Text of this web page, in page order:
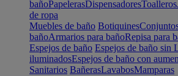
bañoPapelerasDispensadoresToalleros
de ropa
Muebles de baño Botiquines
bañoArmarios para bañoRepisa para
Espejos de baño Espejos de baño sin
iluminadosEspejos de baño con
Sanitarios BañerasLavabosMamparas